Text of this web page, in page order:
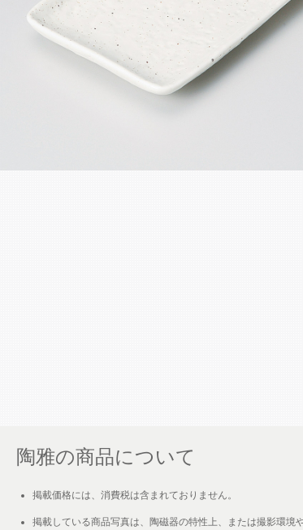
陶雅の商品について
掲載価格には、消費税は含まれておりません。
掲載している商品写真は、陶磁器の特性上、または撮影環